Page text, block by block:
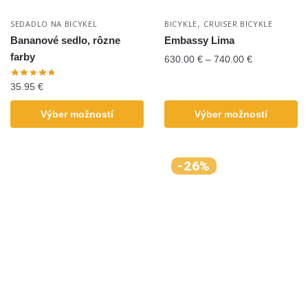
SEDADLO NA BICYKEL
Bananové sedlo, rôzne
farby
35.95 €
Výber možností
BICYKLE, CRUISER BICYKLE
Embassy Lima
630.00 € – 740.00 €
Výber možností
-26%